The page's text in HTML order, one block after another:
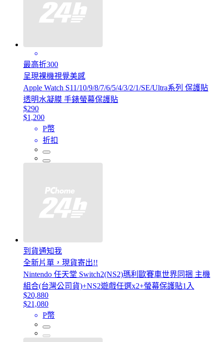
最高折300
呈現裸機視覺美感
Apple Watch S11/10/9/8/7/6/5/4/3/2/1/SE/Ultra系列 保護貼
透明水凝膜 手錶螢幕保護貼
$290
$1,200
P幣
折扣
到貨通知我
全新片單，現貨寄出!!
Nintendo 任天堂 Switch2(NS2)瑪利歐賽車世界同捆 主機
組合(台灣公司貨)+NS2遊戲任選x2+螢幕保護貼1入
$20,880
$21,080
P幣